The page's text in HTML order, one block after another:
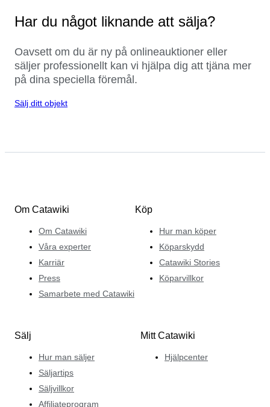
Har du något liknande att sälja?
Oavsett om du är ny på onlineauktioner eller
säljer professionellt kan vi hjälpa dig att tjäna mer
på dina speciella föremål.
Sälj ditt objekt
Om Catawiki
Om Catawiki
Våra experter
Karriär
Press
Samarbete med Catawiki
Köp
Hur man köper
Köparskydd
Catawiki Stories
Köparvillkor
Sälj
Hur man säljer
Säljartips
Säljvillkor
Affiliateprogram
Mitt Catawiki
Hjälpcenter